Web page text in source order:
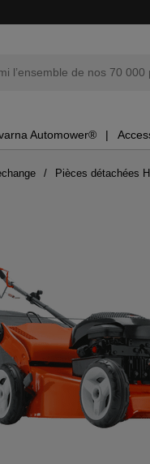
Automower®
Pièces détachées